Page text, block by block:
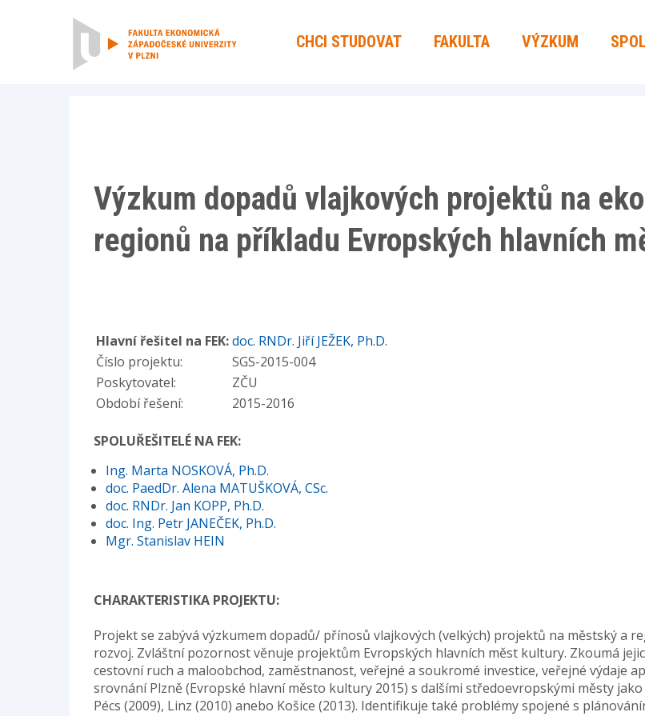
CHCI STUDOVAT FAKULTA VÝZKUM
Výzkum dopadů vlajkových projektů na
regionů na příkladu Evropských hlavních
Hlavní řešitel na FEK:doc. RNDr. Jiří JEŽEK, Ph.D.
Číslo projektu:
SGS-2015-004
Poskytovatel:
ZČU
Období řešení:
2015-2016
SPOLUŘEŠITELÉ NA FEK:
Ing. Marta NOSKOVÁ, Ph.D.
doc. PaedDr. Alena MATUŠKOVÁ, CSc.
doc. RNDr. Jan KOPP, Ph.D.
doc. Ing. Petr JANEČEK, Ph.D.
Mgr. Stanislav HEIN
CHARAKTERISTIKA PROJEKTU:
Projekt se zabývá výzkumem dopadů/ přínosů vlajkových (velkých) projektů na městský a
rozvoj. Zvláštní pozornost věnuje projektům Evropských hlavních měst kultury. Zkoumá
cestovní ruch a maloobchod, zaměstnanost, veřejné a soukromé investice, veřejné výdaje
srovnání Plzně (Evropské hlavní město kultury 2015) s dalšími středoevropskými městy jako
Pécs (2009), Linz (2010) anebo Košice (2013). Identifikuje také problémy spojené s